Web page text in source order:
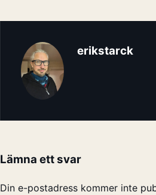
erikstarck
Lämna ett svar
Din e-postadress kommer inte